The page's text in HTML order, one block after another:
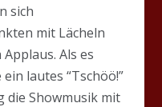
sich
mit Lächeln
Als es
lautes “Tschöö!”
die Showmusik mit